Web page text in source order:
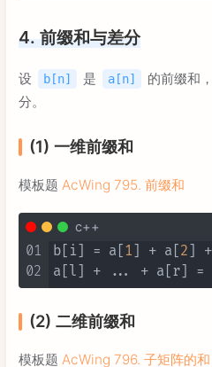
4. 前缀和与差分
设 b[n] 是 a[n] 的前缀和
分。
(1) 一维前缀和
模板题 AcWing 795. 前缀和
c++
01
02
b[i] = a[ 1 ] + a[ 2 ]
a[l] + ... + a[r]
(2) 二维前缀和
模板题 AcWing 796. 子矩阵的和